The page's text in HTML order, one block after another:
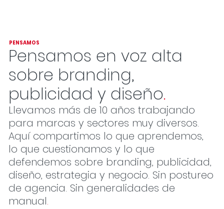
PENSAMOS
Pensamos en voz alta
sobre branding,
publicidad y diseño.
Llevamos más de 10 años trabajando
para marcas y sectores muy diversos.
Aquí compartimos lo que aprendemos,
lo que cuestionamos y lo que
defendemos sobre branding, publicidad,
diseño, estrategia y negocio. Sin postureo
de agencia. Sin generalidades de
manual.